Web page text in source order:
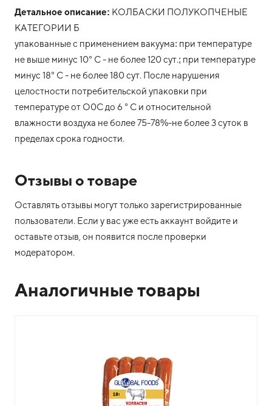
Детальное описание: КОЛБАСКИ ПОЛУКОПЧЕНЫЕ
КАТЕГОРИИ Б
упакованные с применением вакуума: при температуре
не выше минус 10° С - не более 120 сут.; при температуре
минус 18° С - не более 180 сут. После нарушения
целостности потребительской упаковки при
температуре от О0С до 6 ° С и относительной
влажности воздуха не более 75-78%-не более 3 суток в
пределах срока годности.
Отзывы о товаре
Оставлять отзывы могут только зарегистрированные
пользователи. Если у вас уже есть аккаунт войдите и
оставьте отзыв, он появится после проверки
модератором.
Аналогичные товары